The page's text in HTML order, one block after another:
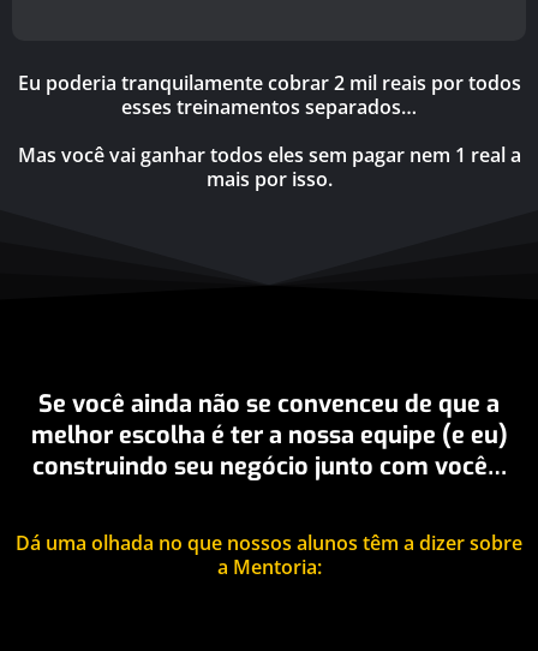
Eu poderia tranquilamente cobrar 2 mil reais por todos
esses treinamentos separados…
Mas você vai ganhar todos eles sem pagar nem 1 real a
mais por isso.
Se você ainda não se convenceu de que a
melhor escolha é ter a nossa equipe (e eu)
construindo seu negócio junto com você…
Dá uma olhada no que nossos alunos têm a dizer sobre
a Mentoria: